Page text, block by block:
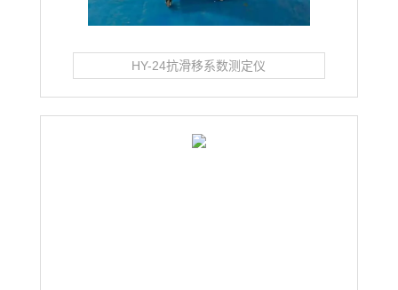
HY-24抗滑移系数测定仪